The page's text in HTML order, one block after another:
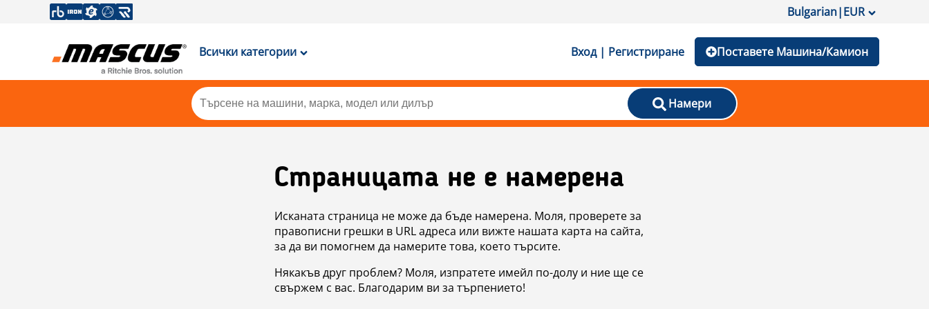
Bulgarian|EUR
Всички категории Вход | Регистриране Поставете Машина/Камион
Намери
Страницата не е намерена
Исканата страница не може да бъде намерена. Моля, проверете за
правописни грешки в URL адреса или вижте нашата карта на сайта,
за да ви помогнем да намерите това, което търсите.
Някакъв друг проблем? Моля, изпратете имейл по-долу и ние ще се
свържем с вас. Благодарим ви за търпението!